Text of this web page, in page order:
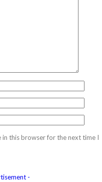
in this browser for the next time I